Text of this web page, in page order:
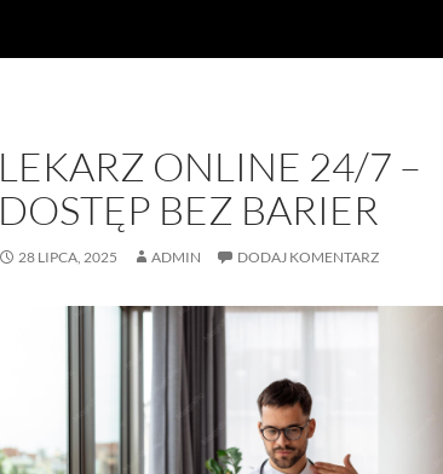
LEKARZ ONLINE 24/7 –
DOSTĘP BEZ BARIER
28 LIPCA, 2025 ADMIN DODAJ KOMENTARZ